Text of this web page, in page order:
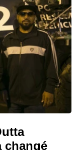
changé